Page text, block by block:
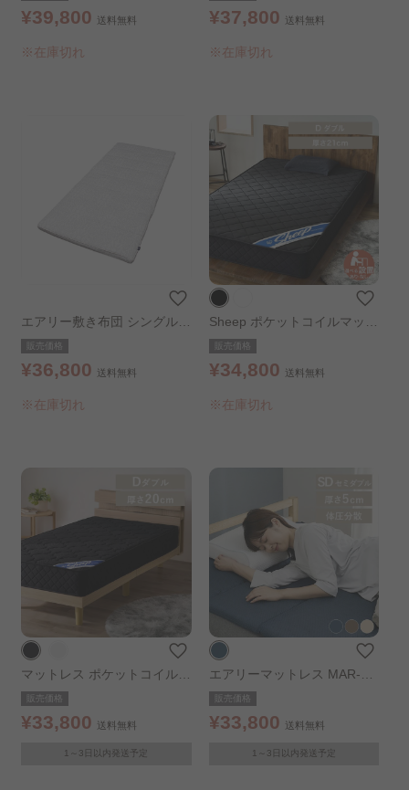
ングル
¥39,800 送料無料
※在庫切れ
イト シングル
¥37,800 送料無料
※在庫切れ
エアリー敷き布団 シングル
グレー
販売価格
¥36,800 送料無料
※在庫切れ
Sheep ポケットコイルマット
レス ダブル 厚さ21cm 硬め
ブラック
販売価格
¥34,800 送料無料
※在庫切れ
マットレス ポケットコイルマ
ットレス ダブル D Sheep 厚
さ 20㎝ ブラック
販売価格
¥33,800 送料無料
1～3日以内発送予定
エアリーマットレス MAR-6D
ネイビー
販売価格
¥33,800 送料無料
1～3日以内発送予定